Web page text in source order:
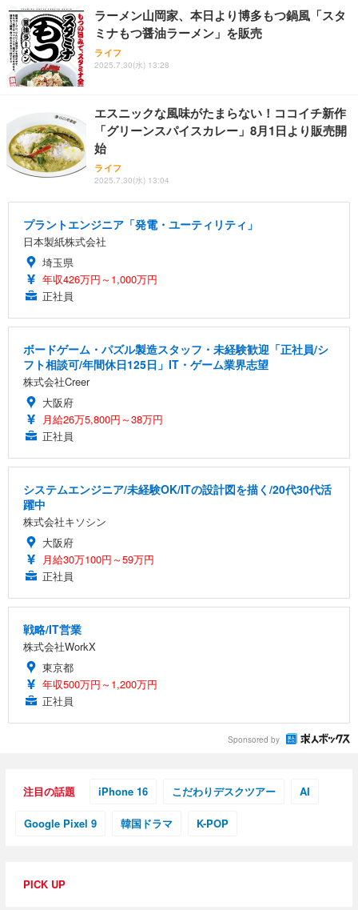
ラーメン山岡家、本日より博多もつ鍋風「スタ
ミナもつ醤油ラーメン」を販売
ライフ
2025.7.30(水) 13:28
エスニックな風味がたまらない！ココイチ新作
「グリーンスパイスカレー」8月1日より販売開
始
ライフ
2025.7.30(水) 13:04
プラントエンジニア「発電・ユーティリティ」
日本製紙株式会社
埼玉県
年収426万円～1,000万円
正社員
ボードゲーム・パズル製造スタッフ・未経験歓迎「正社員/シ
フト相談可/年間休日125日」IT・ゲーム業界志望
株式会社Creer
大阪府
月給26万5,800円～38万円
正社員
システムエンジニア/未経験OK/ITの設計図を描く/20代30代活
躍中
株式会社キソシン
大阪府
月給30万100円～59万円
正社員
戦略/IT営業
株式会社WorkX
東京都
年収500万円～1,200万円
正社員
Sponsored by
注目の話題 iPhone 16 こだわりデスクツアー AI
Google Pixel 9 韓国ドラマ K-POP
PICK UP